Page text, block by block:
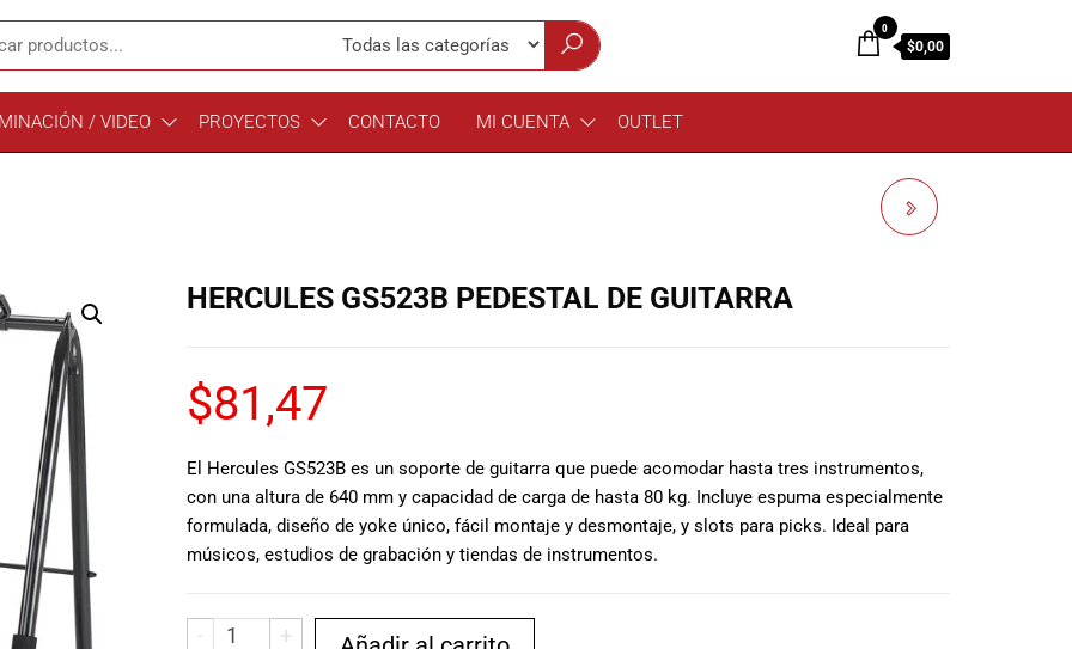
0
$0,00
/ VIDEO PROYECTOS CONTACTO MI CUENTA OUTLET
HERCULES GS523B PEDESTAL DE GUITARRA
$81,47
El Hercules GS523B es un soporte de guitarra que puede acomodar hasta tres instrumentos,
con una altura de 640 mm y capacidad de carga de hasta 80 kg. Incluye espuma especialmente
formulada, diseño de yoke único, fácil montaje y desmontaje, y slots para picks. Ideal para
músicos, estudios de grabación y tiendas de instrumentos.
- +